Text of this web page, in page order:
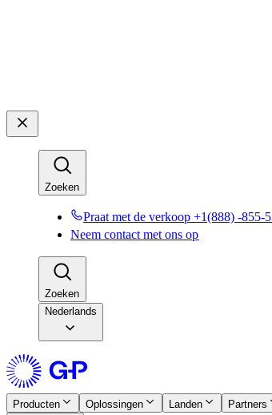
Zoeken​​
Praat met de verkoop +1(888) -855-
Neem contact met ons op​​
Zoeken​​
Nederlands
Producten​​ Oplossingen​​ Landen​​ Partners​​